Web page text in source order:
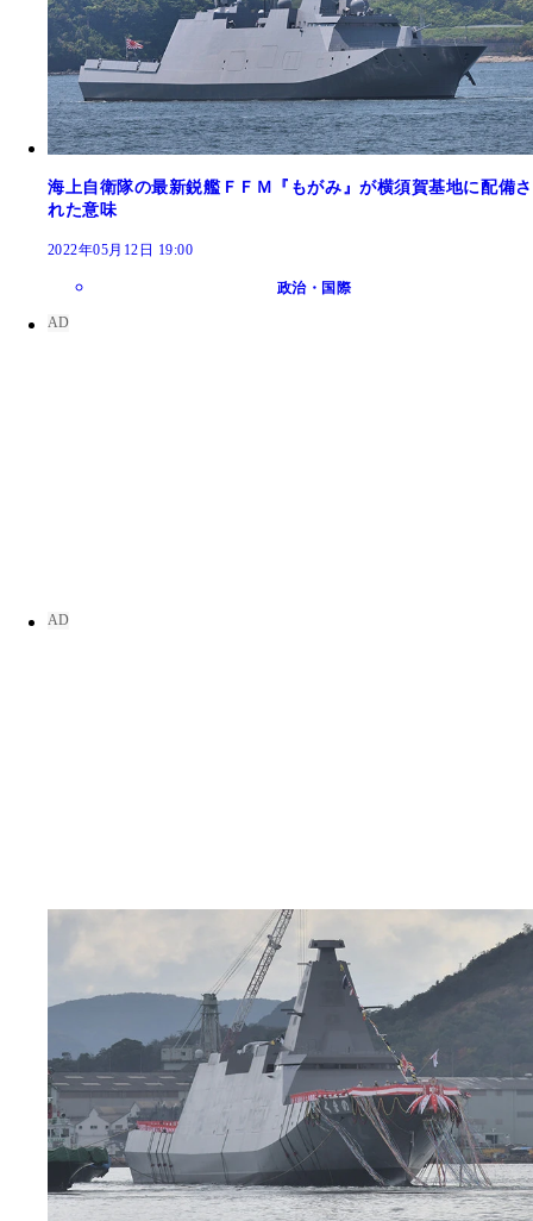
海上自衛隊の最新鋭艦ＦＦＭ『もがみ』が横須賀基地に配備さ
れた意味
2022年05月12日 19:00
政治・国際